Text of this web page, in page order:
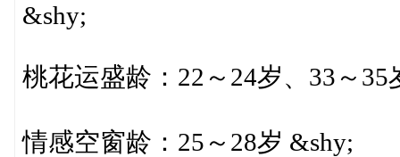
&shy;
桃花运盛龄：22～24岁、33～35
情感空窗龄：25～28岁 &shy;